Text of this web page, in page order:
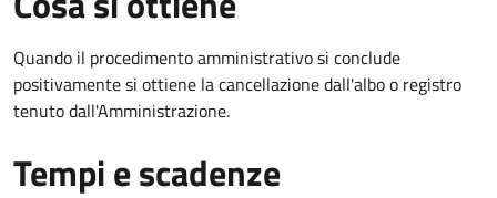
Quando il procedimento amministrativo si conclude
positivamente si ottiene la cancellazione dall'albo o registro
tenuto dall'Amministrazione.
Tempi e scadenze